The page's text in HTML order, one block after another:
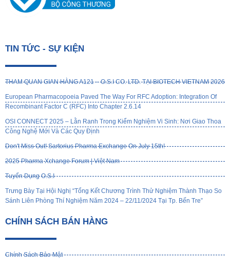
TIN TỨC - SỰ KIỆN
THAM QUAN GIAN HÀNG A121 – O.S.I CO. LTD. TẠI BIOTECH VIETNAM 2026
European Pharmacopoeia Paved The Way For RFC Adoption: Integration Of
Recombinant Factor C (rFC) Into Chapter 2.6.14
OSI CONNECT 2025 – Lằn Ranh Trong Kiểm Nghiệm Vi Sinh: Nơi Giao Thoa
Công Nghệ Mới Và Các Quy Định
Don't Miss Out! Sartorius Pharma Exchange On July 15th!
2025 Pharma Xchange Forum | Việt Nam
Tuyển Dụng O.S.I
Trưng Bày Tại Hội Nghị “Tổng Kết Chương Trình Thử Nghiệm Thành Thạo So
Sánh Liên Phòng Thí Nghiệm Năm 2024 – 22/11/2024 Tại Tp. Bến Tre”
CHÍNH SÁCH BÁN HÀNG
Chính Sách Bảo Mật